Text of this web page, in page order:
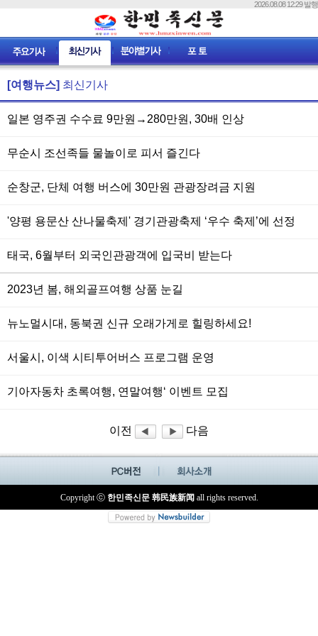
2026.08.08 12:29 발행
[여행뉴스] 최신기사
일본 영주권 수수료 9만원→280만원, 30배 인상
무순시 조선족들 물놀이로 피서 즐긴다
순창군, 단체 여행 버스에 30만원 관광장려금 지원
'양평 용문산 산나물축제' 경기관광축제 ‘우수 축제’에 선정
태국, 6월부터 외국인관광객에 입국비 받는다
2023년 봄, 해외골프여행 상품 눈길
뉴노멀시대, 동북권 신규 오래가게로 힐링하세요!
서울시, 이색 시티투어버스 프로그램 운영
기아자동차 초록여행, 연말여행‘ 이벤트 모집
이전 다음
Copyright ⓒ 한민족신문 韩民族新闻 all rights reserved.